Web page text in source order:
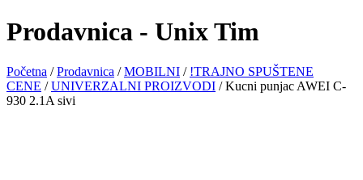
Prodavnica - Unix Tim
Početna /Prodavnica /MOBILNI / !TRAJNO SPUŠTENE
CENE /UNIVERZALNI PROIZVODI / Kucni punjac AWEI C-
930 2.1A sivi